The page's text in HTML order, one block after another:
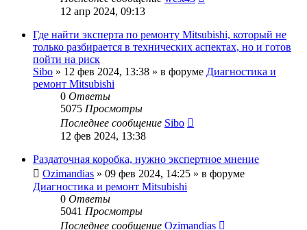
12 апр 2024, 09:13
Где найти эксперта по ремонту Mitsubishi, который не
только разбирается в технических аспектах, но и готов
пойти на риск
Sibo » 12 фев 2024, 13:38 » в форуме Диагностика и
ремонт Mitsubishi
0 Ответы
5075 Просмотры
Последнее сообщение Sibo
12 фев 2024, 13:38
Раздаточная коробка, нужно экспертное мнение
Ozimandias » 09 фев 2024, 14:25 » в форуме
Диагностика и ремонт Mitsubishi
0 Ответы
5041 Просмотры
Последнее сообщение Ozimandias